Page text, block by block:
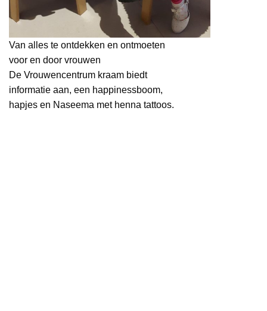
Van alles te ontdekken en ontmoeten
voor en door vrouwen
De Vrouwencentrum kraam biedt
informatie aan, een happinessboom,
hapjes en Naseema met henna tattoos.